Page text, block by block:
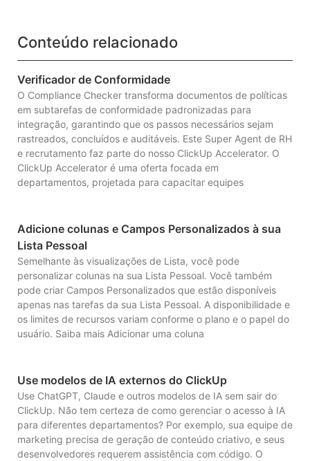
Conteúdo relacionado
Verificador de Conformidade
O Compliance Checker transforma documentos de políticas
em subtarefas de conformidade padronizadas para
integração, garantindo que os passos necessários sejam
rastreados, concluídos e auditáveis. Este Super Agent de RH
e recrutamento faz parte do nosso ClickUp Accelerator. O
ClickUp Accelerator é uma oferta focada em
departamentos, projetada para capacitar equipes
Adicione colunas e Campos Personalizados à sua
Lista Pessoal
Semelhante às visualizações de Lista, você pode
personalizar colunas na sua Lista Pessoal. Você também
pode criar Campos Personalizados que estão disponíveis
apenas nas tarefas da sua Lista Pessoal. A disponibilidade e
os limites de recursos variam conforme o plano e o papel do
usuário. Saiba mais Adicionar uma coluna
Use modelos de IA externos do ClickUp
Use ChatGPT, Claude e outros modelos de IA sem sair do
ClickUp. Não tem certeza de como gerenciar o acesso à IA
para diferentes departamentos? Por exemplo, sua equipe de
marketing precisa de geração de conteúdo criativo, e seus
desenvolvedores requerem assistência com código. O